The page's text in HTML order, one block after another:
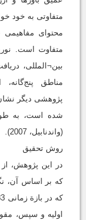
متفاوتی به خود
بین¬المللی،
مناطق پنج‌گانه،
شده است، به
(واندنابیل، 2007).
روش تحقیق
در این پژوهش،
اولیه و سپس،